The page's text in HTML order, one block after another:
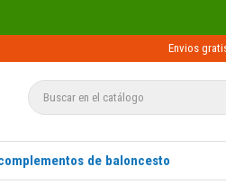
Envios
de baloncesto